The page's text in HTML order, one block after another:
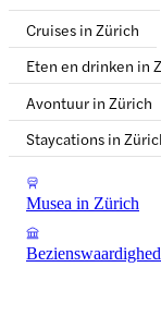
Cruises in Zürich
Eten en drinken in
Avontuur in Zürich
Staycations in
Musea in Zürich